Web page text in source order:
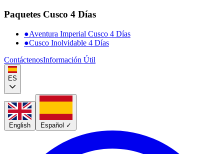
Paquetes Cusco 4 Días
●Aventura Imperial Cusco 4 Días
●Cusco Inolvidable 4 Días
ContáctenosInformación Útil
ES
English Español ✓